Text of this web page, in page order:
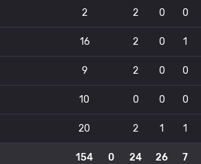
2 2 0 0
16 2 0 1
9 2 0 0
10 0 0 0
20 2 1 1
154 0 24 26 7